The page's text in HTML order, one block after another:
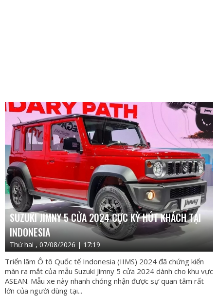
SUZUKI JIMNY 5 CỬA 2024 CỰC KỲ HÚT KHÁCH TẠI
INDONESIA
Thứ hai , 07/08/2026 | 17:19
Triển lãm Ô tô Quốc tế Indonesia (IIMS) 2024 đã chứng kiến
màn ra mắt của mẫu Suzuki Jimny 5 cửa 2024 dành cho khu vực
ASEAN. Mẫu xe này nhanh chóng nhận được sự quan tâm rất
lớn của người dùng tại...